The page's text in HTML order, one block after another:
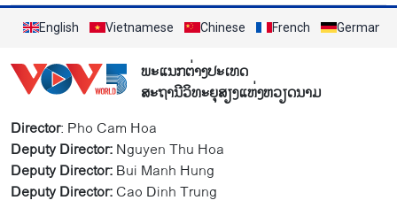
English Vietnamese Chinese French German
ພະແນກຕ່າງປະເທດ
ສະຖານີວິທະຍຸສຽງແຫ່ງຫວຽດນາມ
Director: Pho Cam Hoa
Deputy Director:Nguyen Thu Hoa
Deputy Director:Bui Manh Hung
Deputy Director:Cao Dinh Trung